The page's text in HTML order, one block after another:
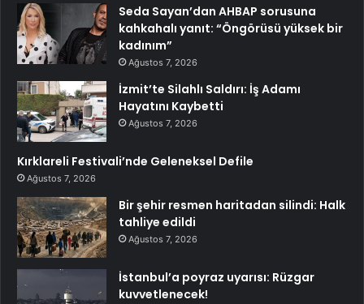
Seda Sayan’dan AHBAP sorusuna
kahkahalı yanıt: “Öngörüsü yüksek bir
kadınım”
Ağustos 7, 2026
İzmit’te Silahlı Saldırı: İş Adamı
Hayatını Kaybetti
Ağustos 7, 2026
Kırklareli Festivali’nde Geleneksel Defile
Ağustos 7, 2026
Bir şehir resmen haritadan silindi: Halk
tahliye edildi
Ağustos 7, 2026
İstanbul’a poyraz uyarısı: Rüzgar
kuvvetlenecek!